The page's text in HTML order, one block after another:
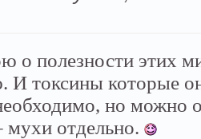
о полезности этих
токсины которые
но можно
мухи отдельно.